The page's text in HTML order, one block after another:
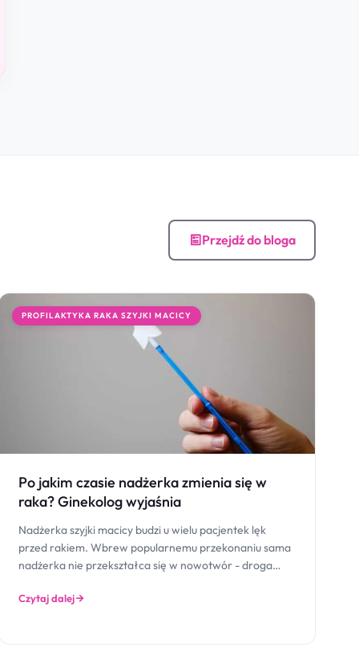
Przejdź do bloga
PROFILAKTYKA RAKA SZYJKI MACICY
Po jakim czasie nadżerka zmienia się w
raka? Ginekolog wyjaśnia
Nadżerka szyjki macicy budzi u wielu pacjentek lęk
przed rakiem. Wbrew popularnemu przekonaniu sama
nadżerka nie przekształca się w nowotwór - droga…
Czytaj dalej